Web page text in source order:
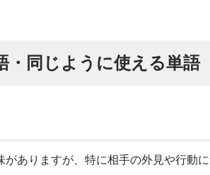
・同じように使える単語
がありますが、特に相手の外見や行動